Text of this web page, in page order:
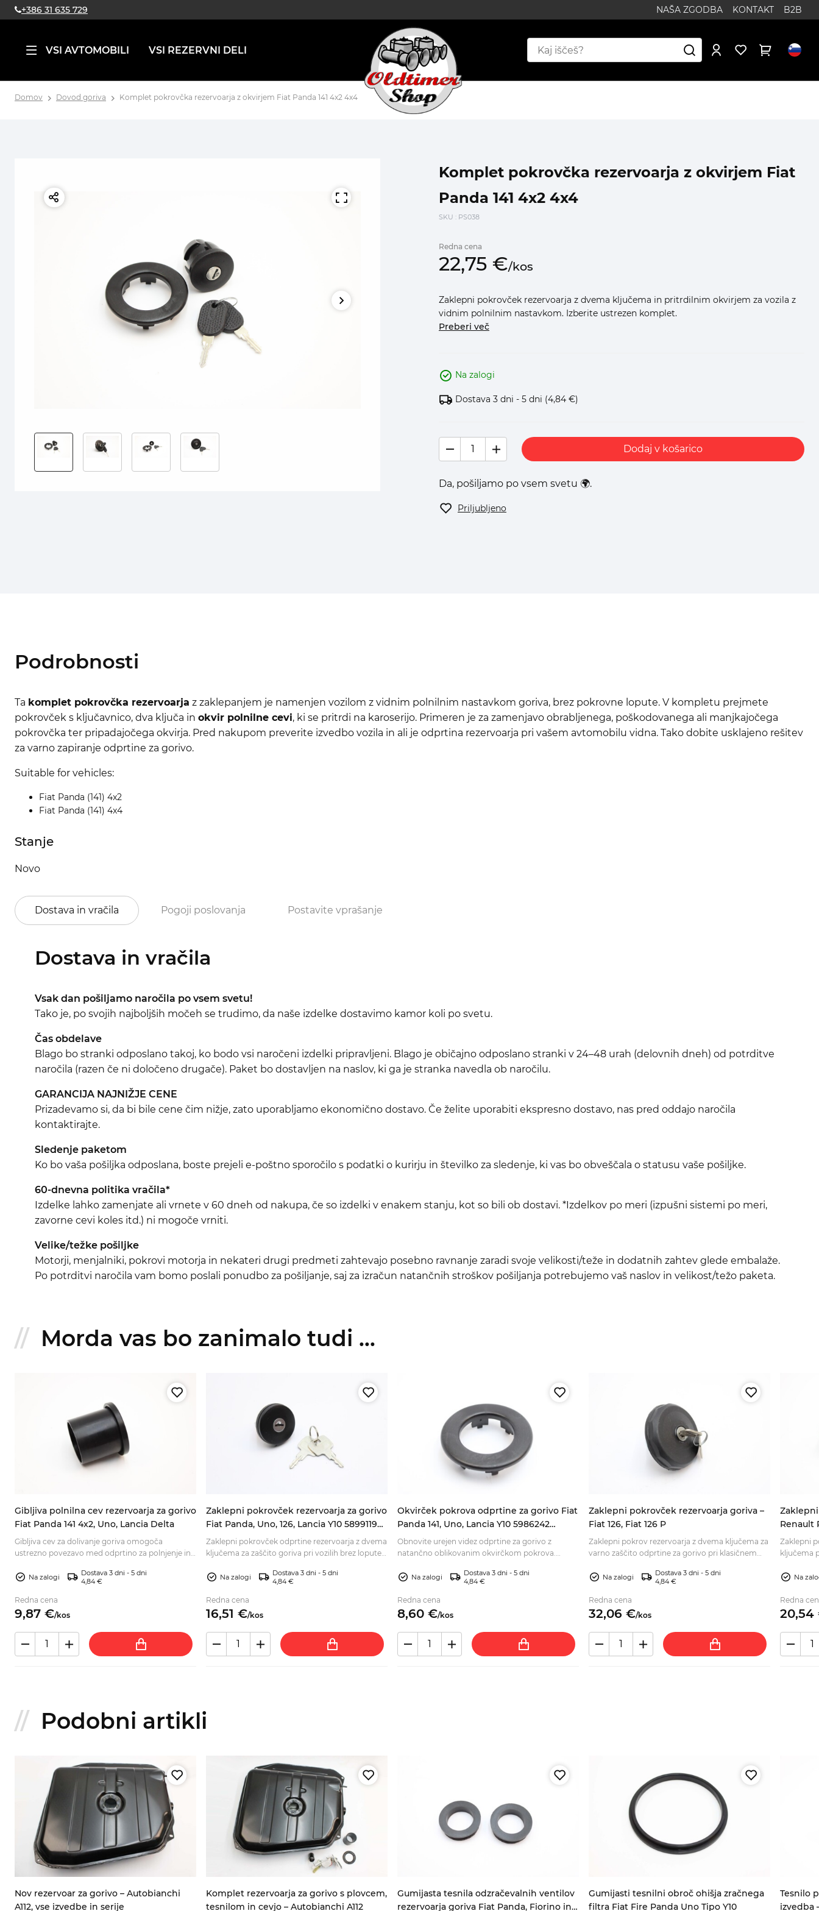
+386 31 635 729 NAŠA ZGODBA KONTAKT B2B
VSI AVTOMOBILI VSI REZERVNI DELI
Domov Dovod goriva Komplet pokrovčka rezervoarja z okvirjem Fiat Panda 141 4x2 4x4
Komplet pokrovčka rezervoarja z okvirjem Fiat
Panda 141 4x2 4x4
SKU : PS038
Redna cena
22,75 €/kos
Zaklepni pokrovček rezervoarja z dvema ključema in pritrdilnim okvirjem za vozila z
vidnim polnilnim nastavkom. Izberite ustrezen komplet.
Preberi več
Na zalogi
Dostava 3 dni - 5 dni (4,84 €)
Dodaj v košarico
Da, pošiljamo po vsem svetu 🌍.
Priljubljeno
Podrobnosti
Ta komplet pokrovčka rezervoarja z zaklepanjem je namenjen vozilom z vidnim polnilnim nastavkom goriva, brez pokrovne lopute. V kompletu prejmete
pokrovček s ključavnico, dva ključa in okvir polnilne cevi, ki se pritrdi na karoserijo. Primeren je za zamenjavo obrabljenega, poškodovanega ali manjkajočega
pokrovčka ter pripadajočega okvirja. Pred nakupom preverite izvedbo vozila in ali je odprtina rezervoarja pri vašem avtomobilu vidna. Tako dobite usklajeno rešitev
za varno zapiranje odprtine za gorivo.
Suitable for vehicles:
Fiat Panda (141) 4x2
Fiat Panda (141) 4x4
Stanje
Novo
Dostava in vračila Pogoji poslovanja Postavite vprašanje
Dostava in vračila
Vsak dan pošiljamo naročila po vsem svetu!
Tako je, po svojih najboljših močeh se trudimo, da naše izdelke dostavimo kamor koli po svetu.
Čas obdelave
Blago bo stranki odposlano takoj, ko bodo vsi naročeni izdelki pripravljeni. Blago je običajno odposlano stranki v 24–48 urah (delovnih dneh) od potrditve
naročila (razen če ni določeno drugače). Paket bo dostavljen na naslov, ki ga je stranka navedla ob naročilu.
GARANCIJA NAJNIŽJE CENE
Prizadevamo si, da bi bile cene čim nižje, zato uporabljamo ekonomično dostavo. Če želite uporabiti ekspresno dostavo, nas pred oddajo naročila
kontaktirajte.
Sledenje paketom
Ko bo vaša pošiljka odposlana, boste prejeli e-poštno sporočilo s podatki o kurirju in številko za sledenje, ki vas bo obveščala o statusu vaše pošiljke.
60-dnevna politika vračila*
Izdelke lahko zamenjate ali vrnete v 60 dneh od nakupa, če so izdelki v enakem stanju, kot so bili ob dostavi. *Izdelkov po meri (izpušni sistemi po meri,
zavorne cevi koles itd.) ni mogoče vrniti.
Velike/težke pošiljke
Motorji, menjalniki, pokrovi motorja in nekateri drugi predmeti zahtevajo posebno ravnanje zaradi svoje velikosti/teže in dodatnih zahtev glede embalaže.
Po potrditvi naročila vam bomo poslali ponudbo za pošiljanje, saj za izračun natančnih stroškov pošiljanja potrebujemo vaš naslov in velikost/težo paketa.
Morda vas bo zanimalo tudi ...
Gibljiva polnilna cev rezervoarja za gorivo
Fiat Panda 141 4x2, Uno, Lancia Delta
Gibljiva cev za dolivanje goriva omogoča
ustrezno povezavo med odprtino za polnjenje in
danes.Na zalogi
Dostava 3 dni - 5 dni
4,84 €
Redna cena
9,87 €/kos
Zaklepni pokrovček rezervoarja za gorivo
Fiat Panda, Uno, 126, Lancia Y10 5899119
7647342
Zaklepni pokrovček odprtine rezervoarja z dvema
ključema za zaščito goriva pri vozilih brez lopute.
Na zalogi
Dostava 3 dni - 5 dni
4,84 €
Redna cena
16,51 €/kos
Okvirček pokrova odprtine za gorivo Fiat
Panda 141, Uno, Lancia Y10 5986242
7784935
Obnovite urejen videz odprtine za gorivo z
natančno oblikovanim okvirčkom pokrova.
spletno.Na zalogi
Dostava 3 dni - 5 dni
4,84 €
Redna cena
8,60 €/kos
Zaklepni pokrovček rezervoarja goriva –
Fiat 126, Fiat 126 P
Zaklepni pokrov rezervoarja z dvema ključema za
varno zaščito odprtine za gorivo pri klasičnem
Na zalogi
Dostava 3 dni - 5 dni
4,84 €
Redna cena
32,06 €/kos
Renault
Zaklepni
ključema
naročite.
Na
Redna
20,54
Podobni artikli
Nov rezervoar za gorivo – Autobianchi
A112, vse izvedbe in serije
Komplet rezervoarja za gorivo s plovcem,
tesnilom in cevjo – Autobianchi A112
Gumijasta tesnila odzračevalnih ventilov
rezervoarja goriva Fiat Panda, Fiorino in
Gumijasti tesnilni obroč ohišja zračnega
filtra Fiat Fire Panda Uno Tipo Y10
Tesnilo
izvedba